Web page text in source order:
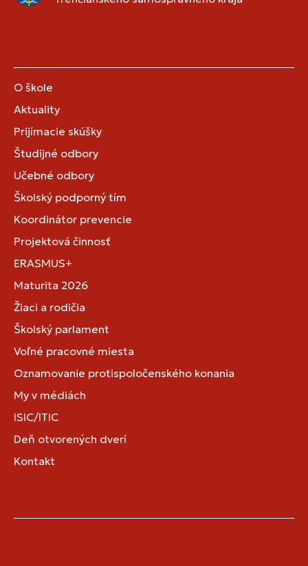
O škole
Aktuality
Prijímacie skúšky
Študijné odbory
Učebné odbory
Školský podporný tím
Koordinátor prevencie
Projektová činnosť
ERASMUS+
Maturita 2026
Žiaci a rodičia
Školský parlament
Voľné pracovné miesta
Oznamovanie protispoločenského konania
My v médiách
ISIC/ITIC
Deň otvorených dverí
Kontakt